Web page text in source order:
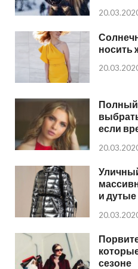
носить
Полный
если
и дутые
сезоне